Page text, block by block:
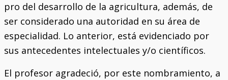
pro del desarrollo de la agricultura, además, de
ser considerado una autoridad en su área de
especialidad. Lo anterior, está evidenciado por
sus antecedentes intelectuales y/o científicos.
El profesor agradeció, por este nombramiento, a